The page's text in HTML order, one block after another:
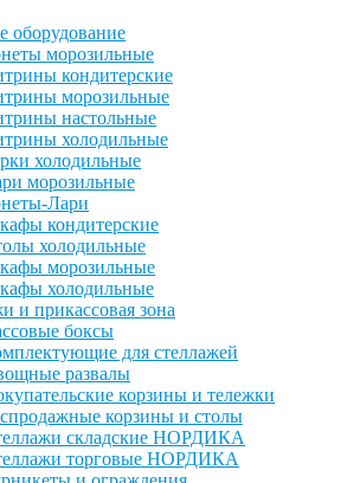
оборудование
морозильные
кондитерские
морозильные
настольные
холодильные
холодильные
морозильные
Лари
кондитерские
холодильные
морозильные
холодильные
и прикассовая зона
боксы
для стеллажей
развалы
корзины и тележки
корзины и столы
складские НОРДИКА
торговые НОРДИКА